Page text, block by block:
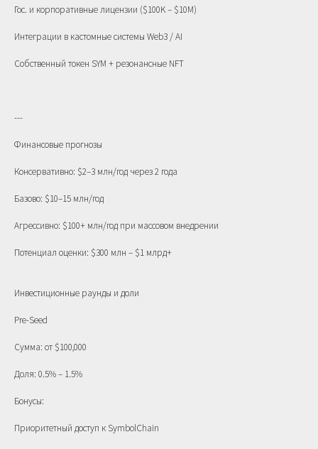
Гос. и корпоративные лицензии ($100K – $10M)
Интеграции в кастомные системы Web3 / AI
Собственный токен SYM + резонансные NFT
---
Финансовые прогнозы
Консервативно: $2–3 млн/год через 2 года
Базово: $10–15 млн/год
Агрессивно: $100+ млн/год при массовом внедрении
Потенциал оценки: $300 млн – $1 млрд+
Инвестиционные раунды и доли
Pre-Seed
Сумма: от $100,000
Доля: 0.5% – 1.5%
Бонусы:
Приоритетный доступ к SymbolChain